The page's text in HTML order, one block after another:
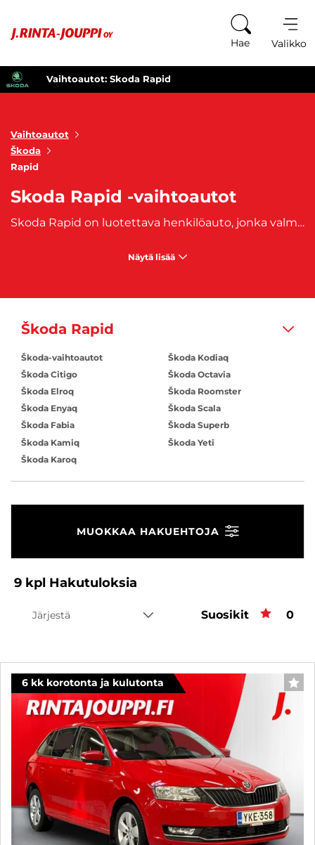
Hae Valikko
Vaihtoautot: Skoda Rapid
Vaihtoautot
Škoda
Rapid
Skoda Rapid -vaihtoautot
Skoda Rapid on luotettava henkilöauto, jonka valmistus alkoi 2012. Skoda Rapid -vaihtoautoja on saatavana sekä sedanina että tilavampana versiona. Skoda Rapid -vaihtoautoissa on riittävästi tilaa monenlaiseen käyttöön, joten se soveltuu myös perheille. Ajotuntuma on myös hyvä, joten Rapid soveltuu pidempoäänkin matkantekoon. Skoda Rapid -vaihtoautojen muotoilu on melko hillitty sisältäen selkeät linjat sekä Skodalle tyypillisen etusäleikön. Mikäli kaipaat käytännöllisyyttä ja monipuolista vaihtoehtoa, osta Skoda Rapid -vaihtoauto J. Rinta-Joupilta.
Näytä lisää
Škoda Rapid
Škoda-vaihtoautot
Škoda Citigo
Škoda Elroq
Škoda Enyaq
Škoda Fabia
Škoda Kamiq
Škoda Karoq
Škoda Kodiaq
Škoda Octavia
Škoda Roomster
Škoda Scala
Škoda Superb
Škoda Yeti
MUOKKAA HAKUEHTOJA
9 kpl Hakutuloksia
Järjestä Suosikit 0
6 kk korotonta ja kulutonta